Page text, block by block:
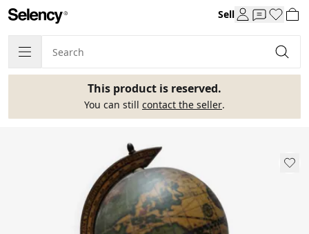
Sell
This product is reserved.
You can still contact the seller.